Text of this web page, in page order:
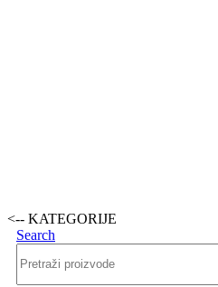
<-- KATEGORIJE
Search